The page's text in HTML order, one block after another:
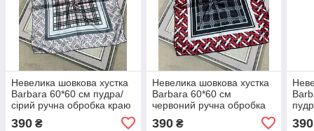
Невелика шовкова хустка
Barbara 60*60 см пудра/
сірий ручна обробка краю
390 ₴
Невелика шовкова хустка
Barbara 60*60 см
червоний ручна обробка
390₴ 390